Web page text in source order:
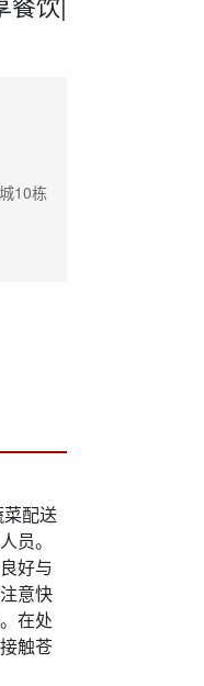
10栋
配送
员。
好与
意快
在处
触苍